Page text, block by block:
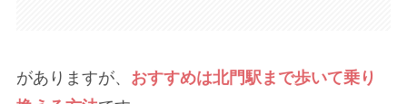
がありますが、 おすすめは北門駅まで歩いて乗り